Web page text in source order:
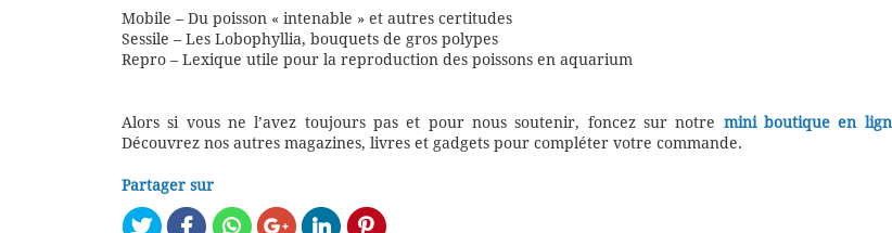
Mobile – Du poisson « intenable » et autres certitudes
Sessile – Les Lobophyllia, bouquets de gros polypes
Repro – Lexique utile pour la reproduction des poissons en aquarium
Alors si vous ne l’avez toujours pas et pour nous soutenir, foncez sur notre mini boutique en
Découvrez nos autres magazines, livres et gadgets pour compléter votre commande.
Partager sur